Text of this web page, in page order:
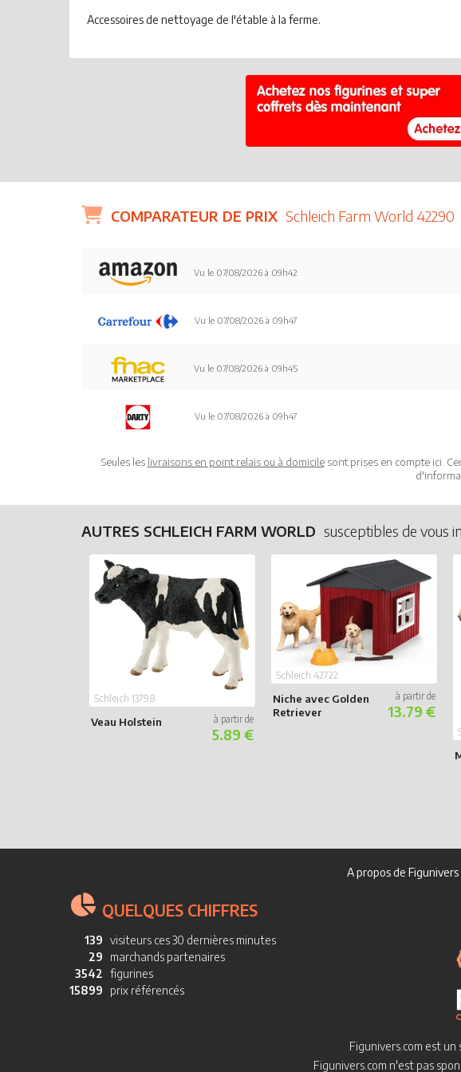
Accessoires de nettoyage de l'étable à la ferme.
COMPARATEUR DE PRIX Schleich Farm World 42290
Vu le 07/08/2026 à 09h42
Vu le 07/08/2026 à 09h47
Vu le 07/08/2026 à 09h45
Vu le 07/08/2026 à 09h47
Seules les livraisons en point relais ou à domicilesont prises en compte ici.
AUTRES SCHLEICH FARM WORLD susceptibles de vous
Veau Holstein
Schleich 13798
5.89 €
Niche avec Golden
Retriever
Schleich 42722
13.79 €
A propos de Figunivers
QUELQUES CHIFFRES
139 visiteurs ces 30 dernières minutes
29
marchands partenaires
3542 figurines
15899
prix référencés
Figunivers.com est
Figunivers.com n'est pas